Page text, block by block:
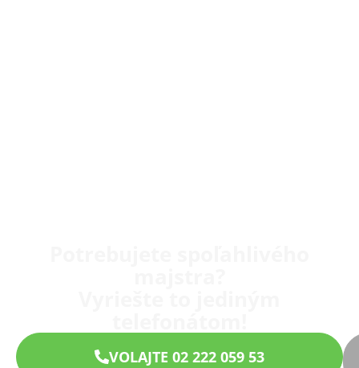
VOLAJTE 02 222 059 53